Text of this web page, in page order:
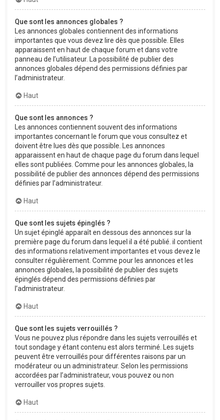
Que sont les annonces globales ?
Les annonces globales contiennent des informations
importantes que vous devez lire dès que possible. Elles
apparaissent en haut de chaque forum et dans votre
panneau de l’utilisateur. La possibilité de publier des
annonces globales dépend des permissions définies par
l’administrateur.
Haut
Que sont les annonces ?
Les annonces contiennent souvent des informations
importantes concernant le forum que vous consultez et
doivent être lues dès que possible. Les annonces
apparaissent en haut de chaque page du forum dans lequel
elles sont publiées. Comme pour les annonces globales, la
possibilité de publier des annonces dépend des permissions
définies par l’administrateur.
Haut
Que sont les sujets épinglés ?
Un sujet épinglé apparaît en dessous des annonces sur la
première page du forum dans lequel il a été publié. il contient
des informations relativement importantes et vous devez le
consulter régulièrement. Comme pour les annonces et les
annonces globales, la possibilité de publier des sujets
épinglés dépend des permissions définies par
l’administrateur.
Haut
Que sont les sujets verrouillés ?
Vous ne pouvez plus répondre dans les sujets verrouillés et
tout sondage y étant contenu est alors terminé. Les sujets
peuvent être verrouillés pour différentes raisons par un
modérateur ou un administrateur. Selon les permissions
accordées par l’administrateur, vous pouvez ou non
verrouiller vos propres sujets.
Haut